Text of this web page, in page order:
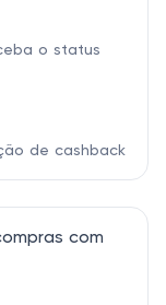
o status
de cashback
com